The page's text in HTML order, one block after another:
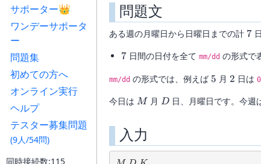
サポーター👑
ワンデーサポータ
ー
問題集
初めての方へ
オンライン実行
ヘルプ
テスター募集問題
(9人/54問)
同時接続数:115
問題文
ある週の月曜日から日曜日までの計 7
7
7
7 日間の日付を全て mm/dd の形式で
mm/dd の形式では、例えば 5
5 月 2
2 日は
今日は M
M月 D
D 日、月曜日です。今週
入力